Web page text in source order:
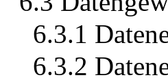
6.3.1
6.3.2